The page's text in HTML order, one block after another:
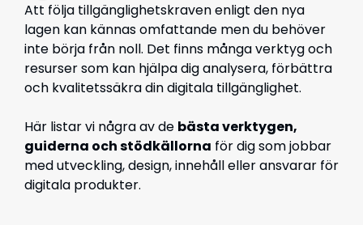
Att följa tillgänglighetskraven enligt den nya
lagen kan kännas omfattande men du behöver
inte börja från noll. Det finns många verktyg och
resurser som kan hjälpa dig analysera, förbättra
och kvalitetssäkra din digitala tillgänglighet.
Här listar vi några av de bästa verktygen,
guiderna och stödkällorna för dig som jobbar
med utveckling, design, innehåll eller ansvarar för
digitala produkter.